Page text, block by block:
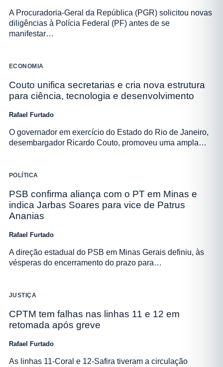
A Procuradoria-Geral da República (PGR) solicitou novas
diligências à Polícia Federal (PF) antes de se
manifestar…
ECONOMIA
Couto unifica secretarias e cria nova estrutura
para ciência, tecnologia e desenvolvimento
Rafael Furtado
O governador em exercício do Estado do Rio de Janeiro,
desembargador Ricardo Couto, promoveu uma ampla…
POLÍTICA
PSB confirma aliança com o PT em Minas e
indica Jarbas Soares para vice de Patrus
Ananias
Rafael Furtado
A direção estadual do PSB em Minas Gerais definiu, às
vésperas do encerramento do prazo para…
JUSTIÇA
CPTM tem falhas nas linhas 11 e 12 em
retomada após greve
Rafael Furtado
As linhas 11-Coral e 12-Safira tiveram a circulação